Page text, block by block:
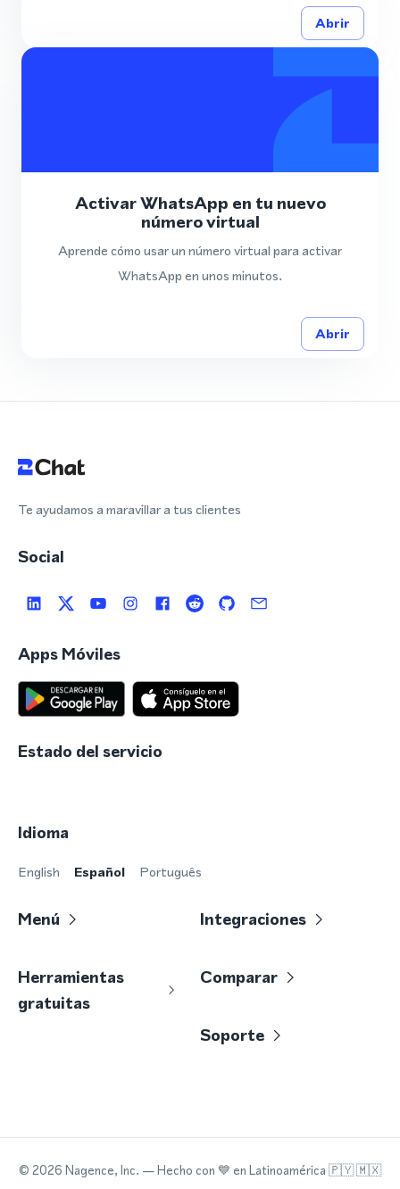
Abrir
Activar WhatsApp en tu nuevo
número virtual
Aprende cómo usar un número virtual para activar
WhatsApp en unos minutos.
Abrir
Te ayudamos a maravillar a tus clientes
Social
Apps Móviles
Estado del servicio
Idioma
English Español Português
Menú Integraciones
Herramientas
gratuitas
Comparar
Soporte
© 2026 Nagence, Inc. — Hecho con 💙 en Latinoamérica 🇵🇾 🇲🇽